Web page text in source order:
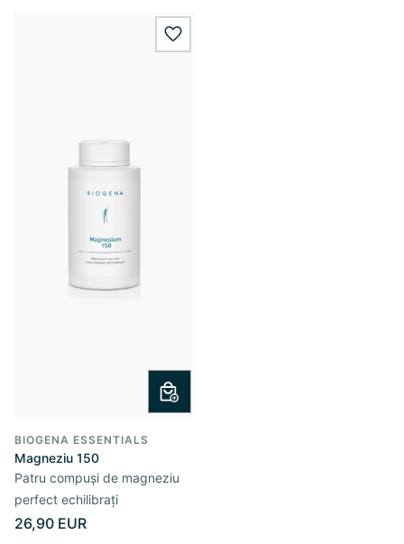
wishlist.add
BIOGENA ESSENTIALS
Magneziu 150
Patru compuși de magneziu
perfect echilibrați
26,90 EUR